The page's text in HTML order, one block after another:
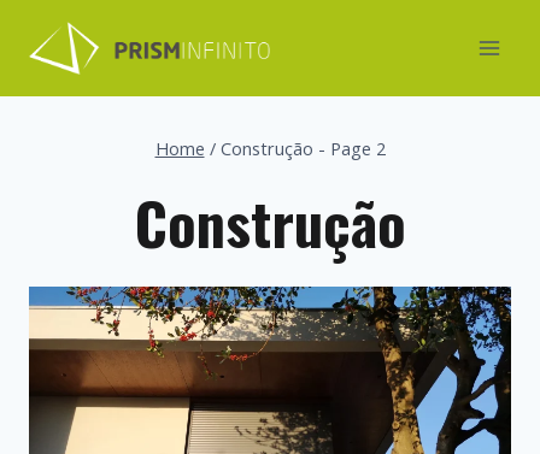
content
Home / Construção - Page 2
Construção